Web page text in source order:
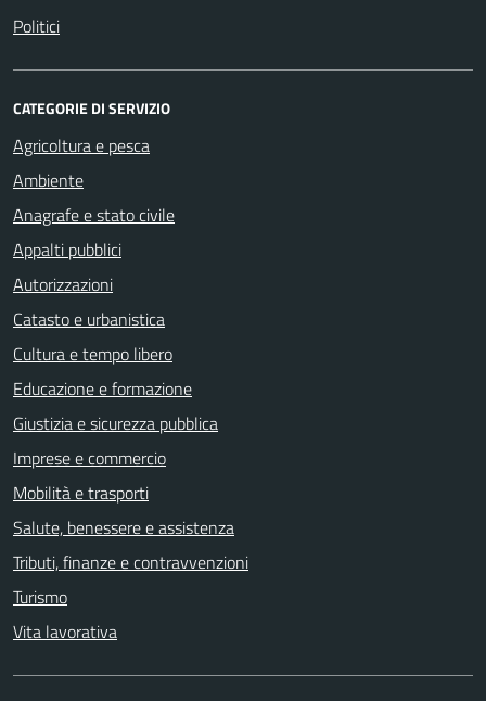
Politici
CATEGORIE DI SERVIZIO
Agricoltura e pesca
Ambiente
Anagrafe e stato civile
Appalti pubblici
Autorizzazioni
Catasto e urbanistica
Cultura e tempo libero
Educazione e formazione
Giustizia e sicurezza pubblica
Imprese e commercio
Mobilità e trasporti
Salute, benessere e assistenza
Tributi, finanze e contravvenzioni
Turismo
Vita lavorativa